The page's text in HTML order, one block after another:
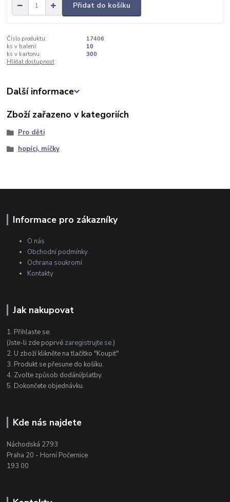
Přidat do košíku
Číslo produktu:
17406
ks v balení:
10
ks v kartonu:
300
Hlídat dostupnost
Další informace
Zboží zařazeno v kategoriích
Pro děti
hopíci, míčky
Informace pro zákazníky
O nás
Obchodní podmínky
Ochrana soukromí
Kontakty
Jak nakupovat
1. Přihlaste se.
(Jste-li zde poprvé zaregistrujte se.)
2. U zboží klikněte na tlačítko "Koupit"
3. Produkt se přesune do košíku.
4. Zvolte způsob dodání/platby.
5. Dokončete objednávku.
Kde nás najdete
Náchodská 2793
Praha 20 - Horní Počernice
193 00